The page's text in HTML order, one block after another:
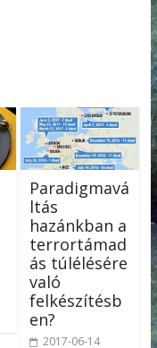
Paradigmavá
ltás
hazánkban a
terrortámad
ás túlélésére
való
felkészítésb
en?
2017-06-14